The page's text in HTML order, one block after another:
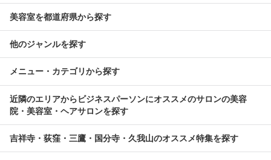
美容室を都道府県から探す
他のジャンルを探す
メニュー・カテゴリから探す
近隣のエリアからビジネスパーソンにオススメのサロンの美容
院・美容室・ヘアサロンを探す
吉祥寺・荻窪・三鷹・国分寺・久我山のオススメ特集を探す